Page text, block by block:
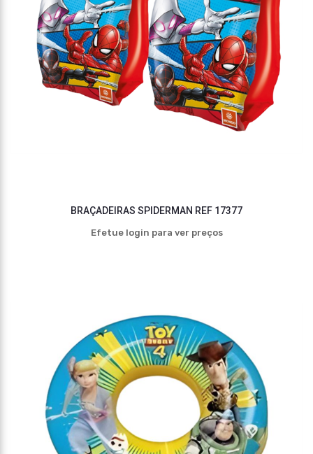
BRAÇADEIRAS SPIDERMAN REF 17377
Efetue login para ver preços